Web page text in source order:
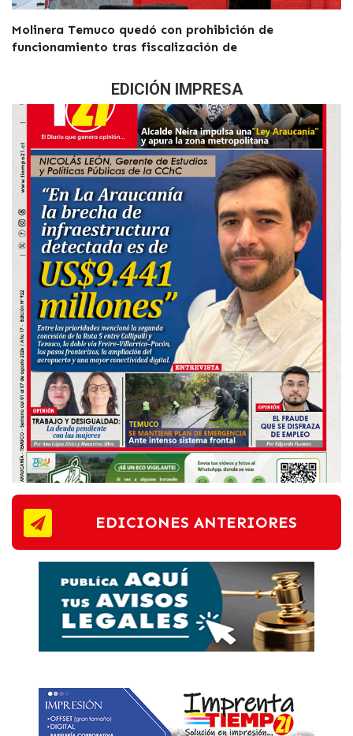
Molinera Temuco quedó con prohibición de
funcionamiento tras fiscalización de
EDICIÓN IMPRESA
EDICIONES ANTERIORES